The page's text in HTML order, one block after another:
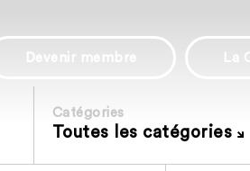
Devenir membre La
Catégories
Toutes les catégories